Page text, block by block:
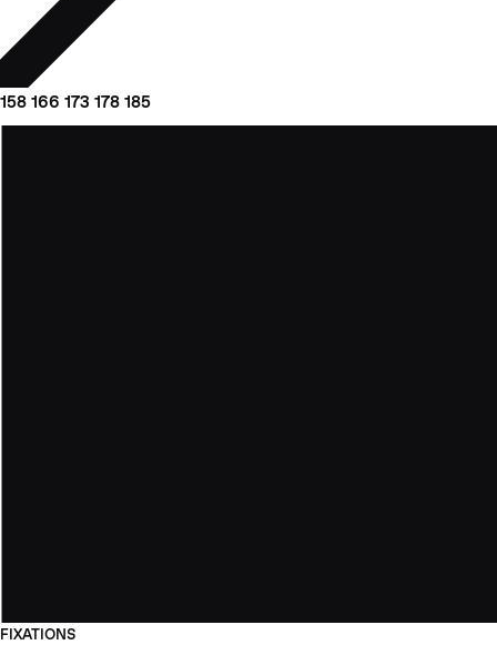
158 166 173 178 185
FIXATIONS